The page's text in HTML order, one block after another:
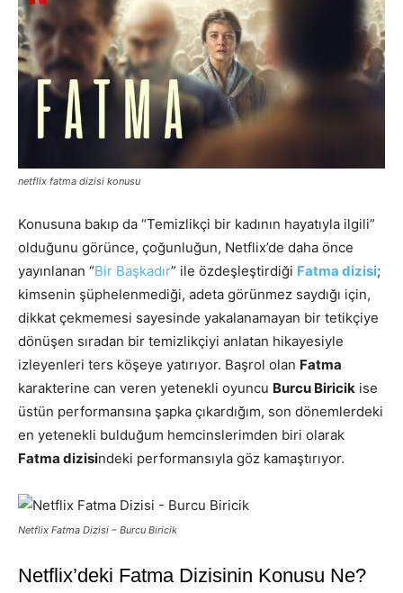
netflix fatma dizisi konusu
Konusuna bakıp da “Temizlikçi bir kadının hayatıyla ilgili”
olduğunu görünce, çoğunluğun, Netflix’de daha önce
yayınlanan “Bir Başkadır” ile özdeşleştirdiği Fatma dizisi;
kimsenin şüphelenmediği, adeta görünmez saydığı için,
dikkat çekmemesi sayesinde yakalanamayan bir tetikçiye
dönüşen sıradan bir temizlikçiyi anlatan hikayesiyle
izleyenleri ters köşeye yatırıyor. Başrol olan Fatma
karakterine can veren yetenekli oyuncu Burcu Biricik ise
üstün performansına şapka çıkardığım, son dönemlerdeki
en yetenekli bulduğum hemcinslerimden biri olarak
Fatma dizisindeki performansıyla göz kamaştırıyor.
Netflix Fatma Dizisi – Burcu Biricik
Netflix’deki Fatma Dizisinin Konusu Ne?